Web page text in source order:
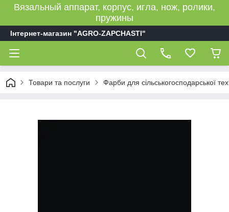
Вязальный аппарат, корпус, игла, нож, ролики,
пружины
Інтернет-магазин "AGRO-ZAPCHASTI"
Товари та послуги Фарби для сільськогосподарської